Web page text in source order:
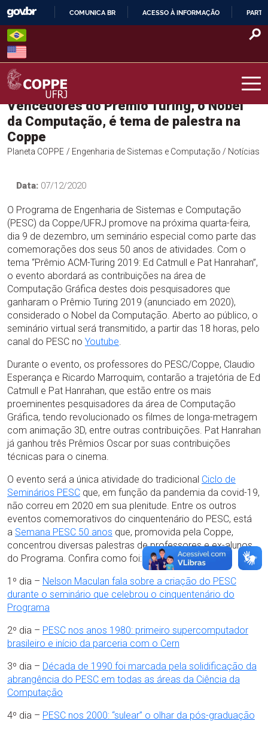
Skip
content
O
COMUNICA BR ACESSO À INFORMAÇÃO
COPPE – UFRJ
Vencedores do Prêmio Turing, o Nobel
da Computação, é tema de palestra na
Coppe
Planeta COPPE / Engenharia de Sistemas e Computação / Notícias
Data: 07/12/2020
O Programa de Engenharia de Sistemas e Computação
(PESC) da Coppe/UFRJ promove na próxima quarta-feira,
dia 9 de dezembro, um seminário especial como parte das
comemorações dos seus 50 anos de atividades. Com o
tema “Prêmio ACM-Turing 2019: Ed Catmull e Pat Hanrahan”,
o evento abordará as contribuições na área de
Computação Gráfica destes dois pesquisadores que
ganharam o Prêmio Turing 2019 (anunciado em 2020),
considerado o Nobel da Computação. Aberto ao público, o
seminário virtual será transmitido, a partir das 18 horas, pelo
canal do PESC no Youtube.
Durante o evento, os professores do PESC/Coppe, Claudio
Esperança e Ricardo Marroquim, contarão a trajetória de Ed
Catmull e Pat Hanrahan, que estão entre os mais
proeminentes pesquisadores da área de Computação
Gráfica, tendo revolucionado os filmes de longa-metragem
com animação 3D, entre outras contribuições. Pat Hanrahan
já ganhou três Prêmios Oscar por suas contribuições
técnicas para o cinema.
O evento será a única atividade do tradicional Ciclo de
Seminários PESC que, em função da pandemia da covid-19,
não correu em 2020 em sua plenitude. Entre os outros
eventos comemorativos do cinquentenário do PESC, está
a Semana PESC 50 anos que, promovida pela Coppe,
concentrou diversas palestras de professores e ex-alunos
do Programa. Confira como foi:
1º dia – Nelson Maculan fala sobre a criação do PESC
durante o seminário que celebrou o cinquentenário do
Programa
2º dia – PESC nos anos 1980: primeiro supercomputador
brasileiro e início da parceria com o Cern
3º dia – Década de 1990 foi marcada pela solidificação da
abrangência do PESC em todas as áreas da Ciência da
Computação
4º dia – PESC nos 2000: “sulear” o olhar da pós-graduação